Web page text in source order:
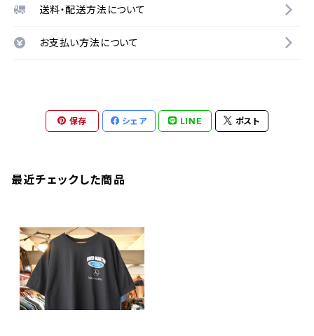
送料・配送方法について
お支払い方法について
保存 シェア LINE ポスト
最近チェックした商品